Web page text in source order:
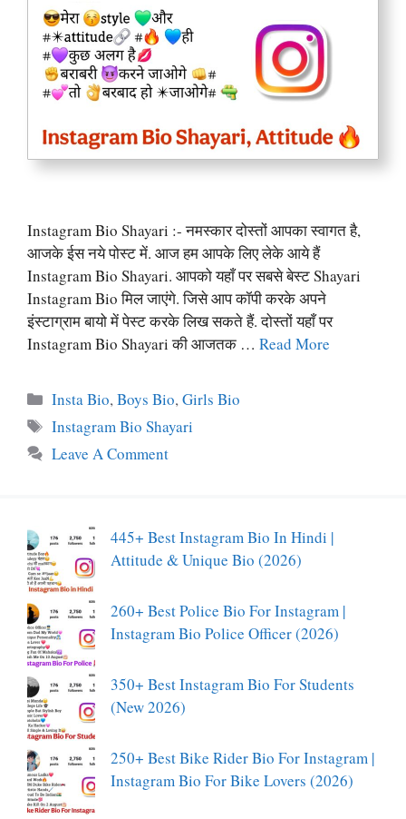
Instagram Bio Shayari :- नमस्कार दोस्तों आपका स्वागत है,
आजके ईस नये पोस्ट में. आज हम आपके लिए लेके आये हैं
Instagram Bio Shayari. आपको यहाँ पर सबसे बेस्ट Shayari
Instagram Bio मिल जाएंगे. जिसे आप कॉपी करके अपने
इंस्टाग्राम बायो में पेस्ट करके लिख सकते हैं. दोस्तों यहाँ पर
Instagram Bio Shayari की आजतक … Read More
Categories
Insta Bio,Boys Bio,Girls Bio
Tags
Instagram Bio Shayari
Leave A Comment
445+ Best Instagram Bio In Hindi |
Attitude & Unique Bio (2026)
260+ Best Police Bio For Instagram |
Instagram Bio Police Officer (2026)
350+ Best Instagram Bio For Students
(New 2026)
250+ Best Bike Rider Bio For Instagram |
Instagram Bio For Bike Lovers (2026)